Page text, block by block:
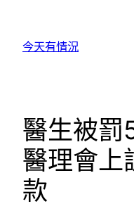
今天有情況
醫生被罰
醫理會上
款